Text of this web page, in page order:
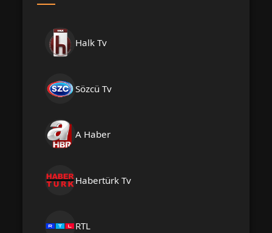
Halk Tv
Sözcü Tv
A Haber
Habertürk Tv
RTL